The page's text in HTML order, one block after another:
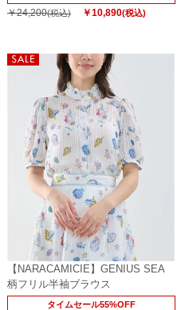
￥24,200(税込) ￥10,890(税込)
【NARACAMICIE】GENIUS SEA
柄フリル半袖ブラウス
タイムセール55%OFF